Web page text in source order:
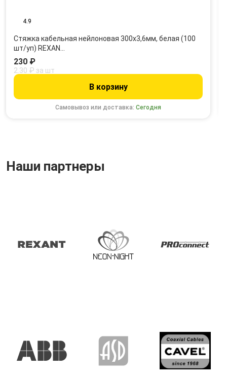
4.9
Стяжка кабельная нейлоновая 300x3,6мм, белая (100
шт/уп) REXAN…
Самовывоз или доставка:Сегодня
230 ₽
2.30 ₽ за шт
В корзину
Наши партнеры